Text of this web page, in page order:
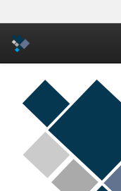
Skip
navigation